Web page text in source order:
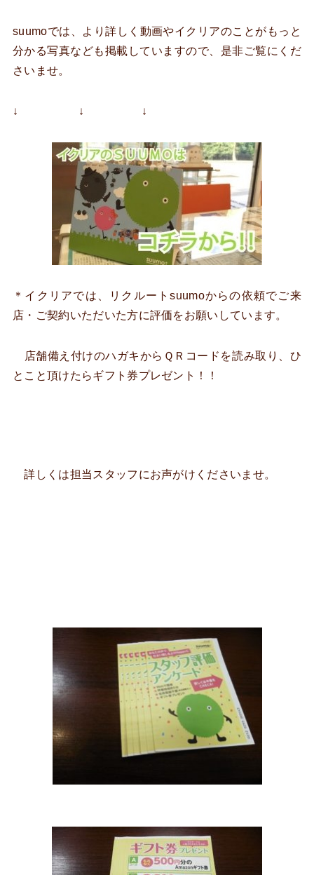
suumoでは、より詳しく動画やイクリアのことがもっと
分かる写真なども掲載していますので、是非ご覧にくだ
さいませ。
↓ ↓ ↓
＊イクリアでは、リクルートsuumoからの依頼でご来
店・ご契約いただいた方に評価をお願いしています。
店舗備え付けのハガキからＱＲコードを読み取り、ひ
とこと頂けたらギフト券プレゼント！！
詳しくは担当スタッフにお声がけくださいませ。